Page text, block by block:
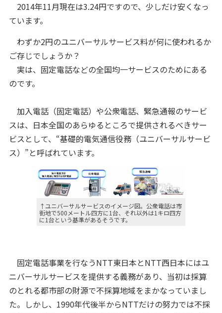
2014年11月現在は3.24円ですので、少しだけ安くなっ
ています。
わずか2円のユニバーサルサービス料が何に使われるか
ご存じでしょうか？
実は、固定電話などの全国均一サービスのためにある
のです。
加入電話（固定電話）や公衆電話、緊急通報のサービ
スは、日本全国のあらゆるところで提供されるべきサー
ビスとして、“基礎的電気通信役務（ユニバーサルサービ
ス）”と呼ばれています。
↑ユニバーサルサービスのイメージ図。公衆電話は市
街地で500メートル四方に1台、それ以外は1キロ四方
に1台という基準があるそうです。
固定電話事業を行なうNTT東日本とNTT西日本にはユ
ニバーサルサービスを提供する義務があり、当初は採算
のとれる都市部の財源で不採算地域をまかなっていまし
た。しかし、1990年代後半からNTTだけの努力では不採